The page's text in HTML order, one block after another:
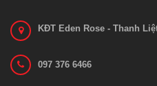
Xem
KĐT Eden Rose - Thanh
097 376 6466